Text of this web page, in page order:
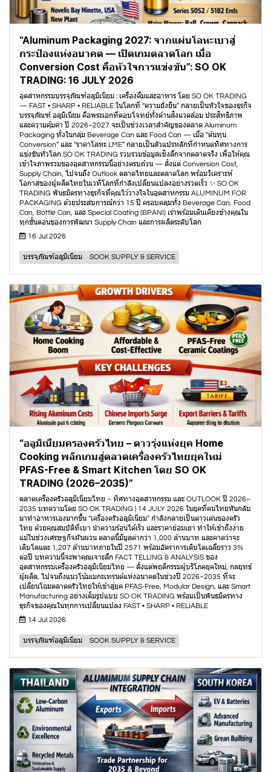
“Aluminum Packaging 2027: จากแผ่นโลหะเบาสู่
กระป๋องแห่งอนาคต — เปิดเกมตลาดโลก เมื่อ
Conversion Cost คือหัวใจการแข่งขัน”: SO OK
TRADING: 16 JULY 2026
อุตสาหกรรมบรรจุภัณฑ์อลูมิเนียม : เครื่องดื่มและอาหาร โดย SO OK TRADING
— FAST • SHARP • RELIABLE ในโลกที่ “ความยั่งยืน” กลายเป็นหัวใจของธุรกิจ
บรรจุภัณฑ์ อลูมิเนียม คือพระเอกที่ตอบโจทย์ทั้งด้านสิ่งแวดล้อม ประสิทธิภาพ
และความคุ้มค่า ปี 2026–2027 จะเป็นช่วงเวลาสำคัญของตลาด Aluminum
Packaging ทั้งในกลุ่ม Beverage Can และ Food Can — เมื่อ “ต้นทุน
Conversion” และ “ราคาโลหะ LME” กลายเป็นตัวแปรหลักที่กำหนดทิศทางการ
แข่งขันทั่วโลก SO OK TRADING รวบรวมข้อมูลเชิงลึกจากตลาดจริง เพื่อให้คุณ
เข้าใจภาพรวมของอุตสาหกรรมนี้อย่างครบถ้วน — ตั้งแต่ Conversion Cost,
Supply Chain, ไปจนถึง Outlook ตลาดไทยและตลาดโลก พร้อมวิเคราะห์
โอกาสของผู้ผลิตไทยในเวทีโลกที่กำลังเปลี่ยนแปลงอย่างรวดเร็ว ✨ SO OK
TRADING พันธมิตรทางธุรกิจที่คุณไว้วางใจในอุตสาหกรรม ALUMINUM FOR
PACKAGING ด้วยประสบการณ์กว่า 15 ปี ครอบคลุมทั้ง Beverage Can, Food
Can, Bottle Can, และ Special Coating (BPANI) เราพร้อมเดินเคียงข้างคุณใน
ทุกขั้นตอนของการพัฒนา Supply Chain และการผลิตระดับโลก
16 Jul 2026
บรรจุภัณฑ์อลูมิเนียม SOOK SUPPLY & SERVICE
“อลูมิเนียมครองครัวไทย – ดาวรุ่งแห่งยุค Home
Cooking พลิกเกมสู่ตลาดเครื่องครัวไทยยุคใหม่
PFAS-Free & Smart Kitchen โดย SO OK
TRADING (2026–2035)”
ตลาดเครื่องครัวอลูมิเนียมไทย – ทิศทางอุตสาหกรรม และ OUTLOOK ปี 2026–
2035 บทความโดย SO OK TRADING | 14 JULY 2026 ในยุคที่คนไทยหันกลับ
มาทำอาหารเองมากขึ้น “เครื่องครัวอลูมิเนียม” กำลังกลายเป็นดาวเด่นของครัว
ไทย ด้วยคุณสมบัติที่เบา นำความร้อนได้เร็ว และราคาย่อมเยา ทำให้เข้าถึงง่าย
แม้ในช่วงเศรษฐกิจผันผวน ตลาดนี้มีมูลค่ากว่า 1,000 ล้านบาท และคาดว่าจะ
เติบโตแตะ 1,207 ล้านบาทภายในปี 2571 พร้อมอัตราการเติบโตเฉลี่ยราว 3%
ต่อปี บทความนี้จะพาคุณเจาะลึก FACT TELLING & ANALYSIS ของ
อุตสาหกรรมเครื่องครัวอลูมิเนียมไทย — ตั้งแต่พฤติกรรมผู้บริโภคยุคใหม่, กลยุทธ์
ผู้ผลิต, ไปจนถึงแนวโน้มเมกะเทรนด์แห่งอนาคตในช่วงปี 2026–2035 ที่จะ
เปลี่ยนโฉมตลาดครัวไทยให้เข้าสู่ยุค PFAS-Free, Modular Design, และ Smart
Manufacturing อย่างเต็มรูปแบบ SO OK TRADING พร้อมเป็นพันธมิตรทาง
ธุรกิจของคุณในทุกการเปลี่ยนแปลง FAST • SHARP • RELIABLE
14 Jul 2026
บรรจุภัณฑ์อลูมิเนียม SOOK SUPPLY & SERVICE